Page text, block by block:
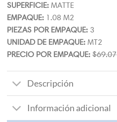
SUPERFICIE: MATTE
EMPAQUE: 1.08 M2
PIEZAS POR EMPAQUE: 3
UNIDAD DE EMPAQUE: MT2
PRECIO POR EMPAQUE: $69.07
Descripción
Información adicional